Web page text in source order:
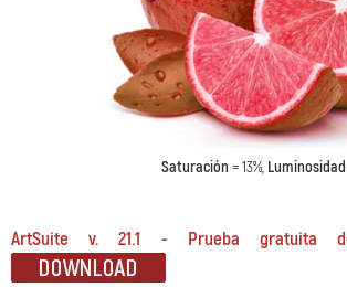
Saturación = 13%, Luminosidad
ArtSuite v. 21.1 - Prueba gratuita